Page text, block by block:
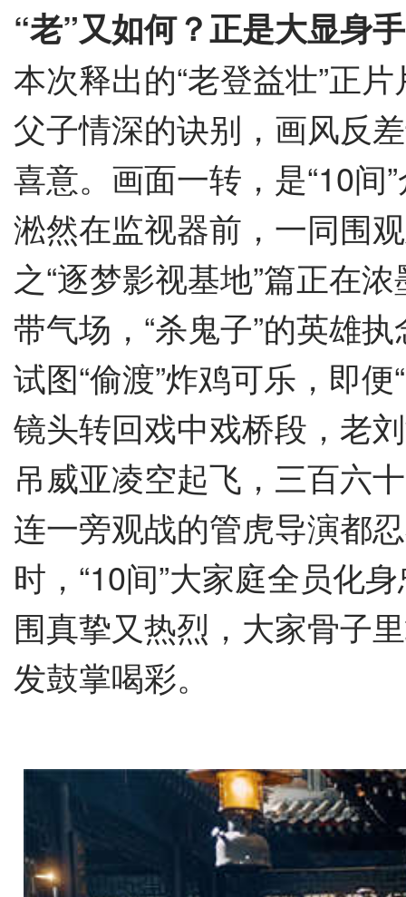
“老”又如何？正是大显身
本次释出的“老登益壮”正片
父子情深的诀别，画风反
喜意。画面一转，是“10间”
淞然在监视器前，一同围
之“逐梦影视基地”篇正在
带气场， “杀鬼子”的英雄
试图“偷渡”炸鸡可乐，即便“
镜头转回戏中戏桥段，老
吊威亚凌空起飞，三百六
连一旁观战的管虎导演都
时， “10间”大家庭全员化
围真挚又热烈，大家骨子
发鼓掌喝彩。